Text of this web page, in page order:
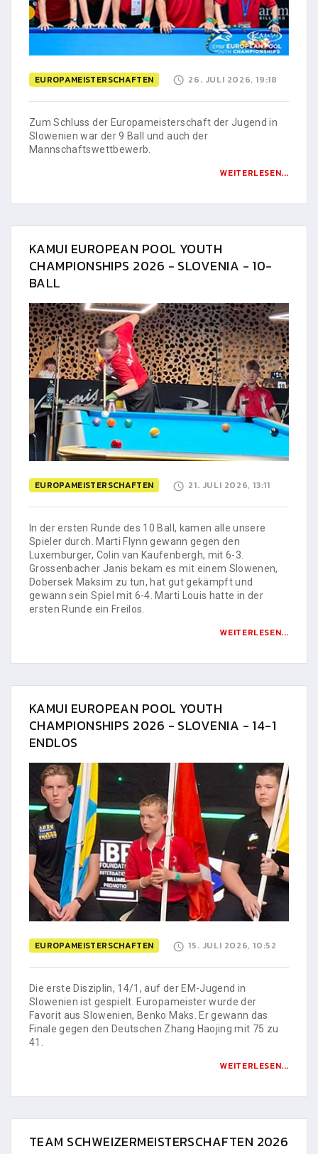
EUROPAMEISTERSCHAFTEN 26. JULI 2026, 19:18
Zum Schluss der Europameisterschaft der Jugend in
Slowenien war der 9 Ball und auch der
Mannschaftswettbewerb.
WEITERLESEN...
KAMUI EUROPEAN POOL YOUTH
CHAMPIONSHIPS 2026 - SLOVENIA - 10-
BALL
EUROPAMEISTERSCHAFTEN 21. JULI 2026, 13:11
In der ersten Runde des 10 Ball, kamen alle unsere
Spieler durch. Marti Flynn gewann gegen den
Luxemburger, Colin van Kaufenbergh, mit 6-3.
Grossenbacher Janis bekam es mit einem Slowenen,
Dobersek Maksim zu tun, hat gut gekämpft und
gewann sein Spiel mit 6-4. Marti Louis hatte in der
ersten Runde ein Freilos.
WEITERLESEN...
KAMUI EUROPEAN POOL YOUTH
CHAMPIONSHIPS 2026 - SLOVENIA - 14-1
ENDLOS
EUROPAMEISTERSCHAFTEN 15. JULI 2026, 10:52
Die erste Disziplin, 14/1, auf der EM-Jugend in
Slowenien ist gespielt. Europameister wurde der
Favorit aus Slowenien, Benko Maks. Er gewann das
Finale gegen den Deutschen Zhang Haojing mit 75 zu
41.
WEITERLESEN...
TEAM SCHWEIZERMEISTERSCHAFTEN 2026